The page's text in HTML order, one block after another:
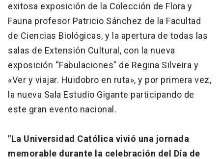
exitosa exposición de la Colección de Flora y
Fauna profesor Patricio Sánchez de la Facultad
de Ciencias Biológicas, y la apertura de todas las
salas de Extensión Cultural, con la nueva
exposición “Fabulaciones” de Regina Silveira y
«Ver y viajar. Huidobro en ruta», y por primera vez,
la nueva Sala Estudio Gigante participando de
este gran evento nacional.
"La Universidad Católica vivió una jornada
memorable durante la celebración del Día de